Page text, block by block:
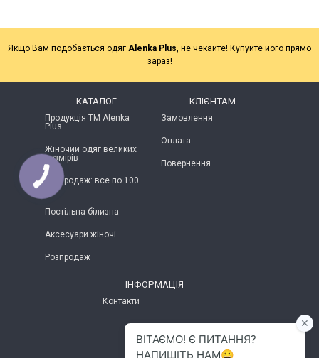
Якщо Вам подобається одяг Alenka Plus , не чекайте! Купуйте його прямо
зараз!
КАТАЛОГ
Продукція ТМ Alenka
Plus
Жіночий одяг великих
розмірів
Розпродаж: все по 100
Постільна білизна
Аксесуари жіночі
Розпродаж
КЛІЄНТАМ
Замовлення
Оплата
Повернення
ІНФОРМАЦІЯ
Контакти